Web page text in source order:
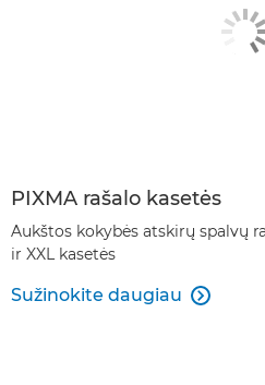
PIXMA rašalo kasetės
Aukštos kokybės atskirų spalvų
ir XXL kasetės
Sužinokite daugiau 